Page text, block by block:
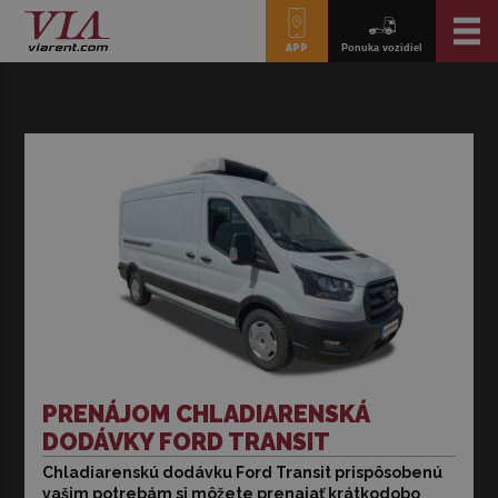
APP Ponuka vozidiel
PRENÁJOM CHLADIARENSKÁ
DODÁVKY FORD TRANSIT
Chladiarenskú dodávku Ford Transit prispôsobenú
vašim potrebám si môžete prenajať krátkodobo
Chladiarenskú dodávku Ford Transit prispôsobenú vašim